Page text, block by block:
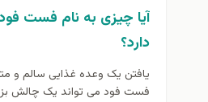
آیا چیزی به نام فست
دارد؟
یافتن یک وعده غذایی سالم و
فست فود می تواند یک چالش